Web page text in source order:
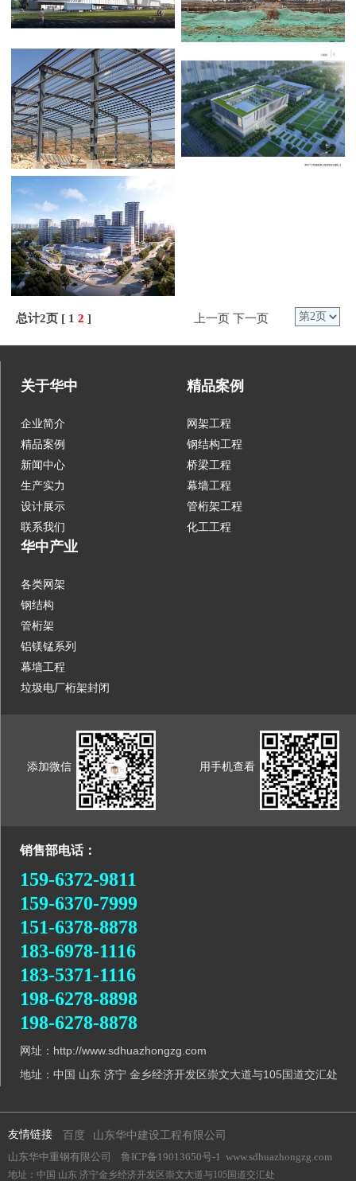
总计2页 [ 1 2 ] 上一页 下一页
关于华中
企业简介
精品案例
新闻中心
生产实力
设计展示
联系我们
精品案例
网架工程
钢结构工程
桥梁工程
幕墙工程
管桁架工程
化工工程
华中产业
各类网架
钢结构
管桁架
铝镁锰系列
幕墙工程
垃圾电厂桁架封闭
添加微信 用手机查看
销售部电话：
159-6372-9811
159-6370-7999
151-6378-8878
183-6978-1116
183-5371-1116
198-6278-8898
198-6278-8878
网址：http://www.sdhuazhongzg.com
地址：中国 山东 济宁 金乡经济开发区崇文大道与105国道交汇处
友情链接 百度
山东华中建设工程有限公司
山东华中重钢有限公司
鲁ICP备19013650号-1 www.sdhuazhongzg.com
地址：中国 山东 济宁金乡经济开发区崇文大道与105国道交汇处